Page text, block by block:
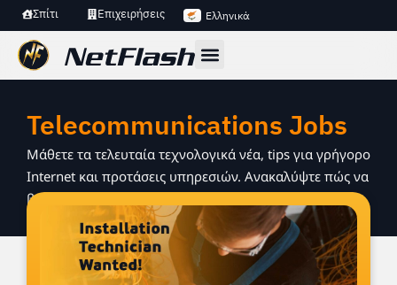
Σπίτι Επιχειρήσεις Ελληνικά
Telecommunications Jobs
Μάθετε τα τελευταία τεχνολογικά νέα, tips για γρήγορο
Internet και προτάσεις υπηρεσιών. Ανακαλύψτε πώς να
βελτιώσετε τη σύνδεση και την online εμπειρία σας.